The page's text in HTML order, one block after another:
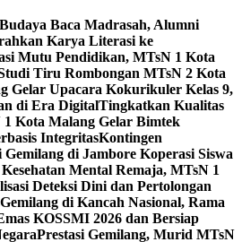
Baca Madrasah, Alumni
Karya Literasi ke
Mutu Pendidikan, MTsN 1 Kota
Tiru Rombongan MTsN 2 Kota
Gelar Upacara Kokurikuler Kelas 9,
di Era DigitalTingkatkan Kualitas
Kota Malang Gelar Bimtek
IntegritasKontingen
di Jambore Koperasi Siswa
Mental Remaja, MTsN 1
Deteksi Dini dan Pertolongan
Gemilang di Kancah Nasional, Rama
KOSSMI 2026 dan Bersiap
Prestasi Gemilang, Murid MTsN